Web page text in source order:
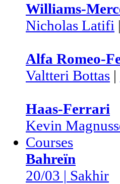
Williams-
Nicholas Latifi |
Alfa Romeo-
Valtteri Bottas |
Haas-Ferrari
Kevin
Courses
Bahreïn
20/03 | Sakhir